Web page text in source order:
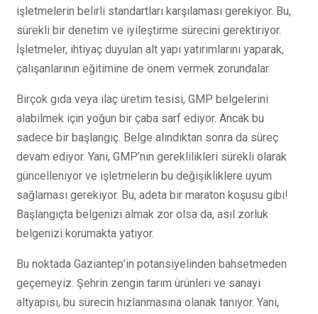
işletmelerin belirli standartları karşılaması gerekiyor. Bu,
sürekli bir denetim ve iyileştirme sürecini gerektiriyor.
İşletmeler, ihtiyaç duyulan alt yapı yatırımlarını yaparak,
çalışanlarının eğitimine de önem vermek zorundalar.
Birçok gıda veya ilaç üretim tesisi, GMP belgelerini
alabilmek için yoğun bir çaba sarf ediyor. Ancak bu
sadece bir başlangıç. Belge alındıktan sonra da süreç
devam ediyor. Yani, GMP’nin gereklilikleri sürekli olarak
güncelleniyor ve işletmelerin bu değişikliklere uyum
sağlaması gerekiyor. Bu, adeta bir maraton koşusu gibi!
Başlangıçta belgenizi almak zor olsa da, asıl zorluk
belgenizi korumakta yatıyor.
Bu noktada Gaziantep’in potansiyelinden bahsetmeden
geçemeyiz. Şehrin zengin tarım ürünleri ve sanayi
altyapısı, bu sürecin hızlanmasına olanak tanıyor. Yani,